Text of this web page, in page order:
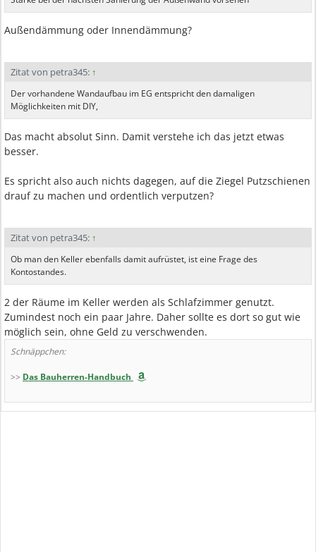
Außendämmung oder Innendämmung?
Zitat von petra345: ↑
Der vorhandene Wandaufbau im EG entspricht den damaligen
Möglichkeiten mit DIY,
Das macht absolut Sinn. Damit verstehe ich das jetzt etwas
besser.
Es spricht also auch nichts dagegen, auf die Ziegel Putzschienen
drauf zu machen und ordentlich verputzen?
Zitat von petra345: ↑
Ob man den Keller ebenfalls damit aufrüstet, ist eine Frage des
Kontostandes.
2 der Räume im Keller werden als Schlafzimmer genutzt.
Zumindest noch ein paar Jahre. Daher sollte es dort so gut wie
möglich sein, ohne Geld zu verschwenden.
Schnäppchen:
>> Das Bauherren-Handbuch